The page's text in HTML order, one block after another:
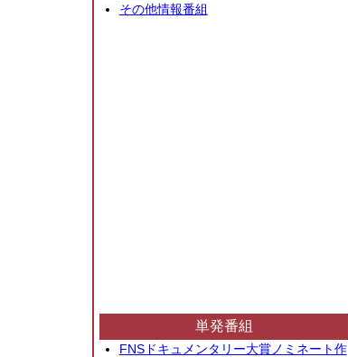
その他情報番組
単発番組
FNSドキュメンタリー大賞ノミネート作